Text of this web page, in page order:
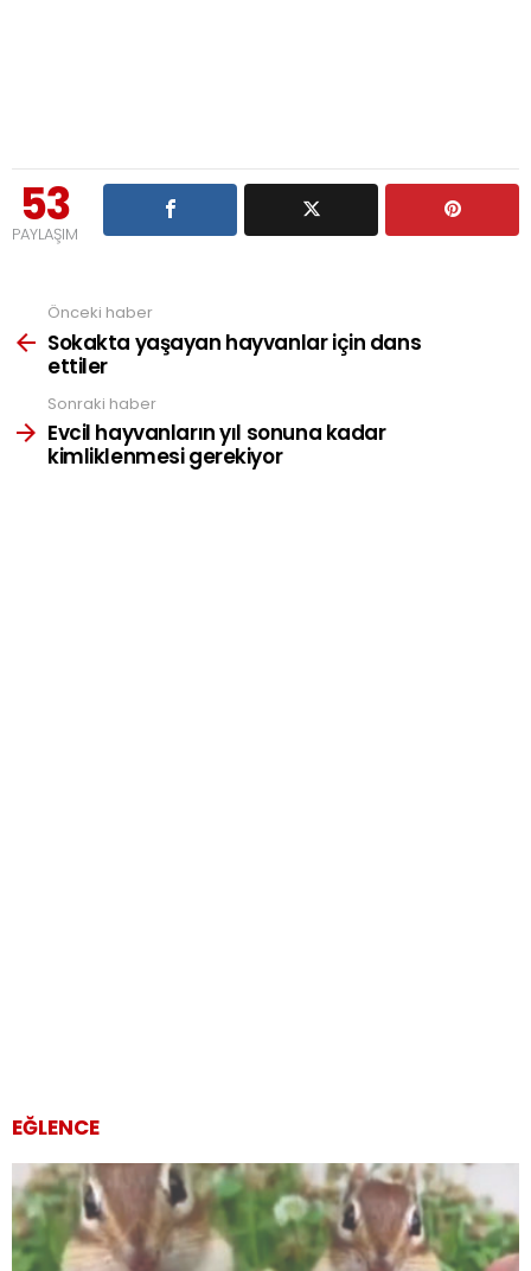
53
PAYLAŞIM
more
Önceki haber
Sokakta yaşayan hayvanlar için dans
ettiler
Sonraki haber
Evcil hayvanların yıl sonuna kadar
kimliklenmesi gerekiyor
EĞLENCE